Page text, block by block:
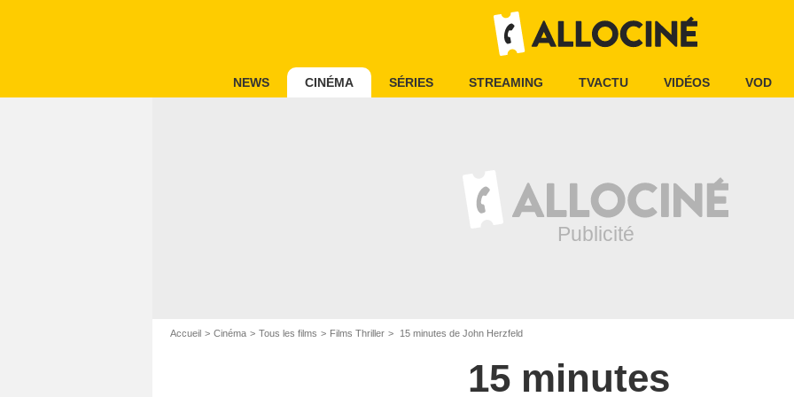
NEWS CINÉMA SÉRIES STREAMING TVACTU VIDÉOS VOD
Accueil Cinéma Tous les films Films Thriller 15 minutes de John Herzfeld
15 minutes